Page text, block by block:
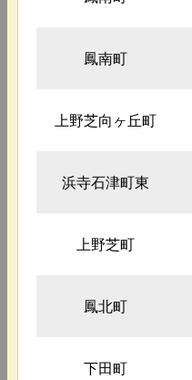
鳳南町
上野芝向ヶ丘町
浜寺石津町東
上野芝町
鳳北町
下田町